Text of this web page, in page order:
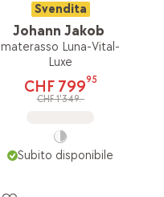
Svendita
Johann Jakob
materasso Luna-Vital-
Luxe
CHF 79995
CHF 1'349.-
Subito disponibile